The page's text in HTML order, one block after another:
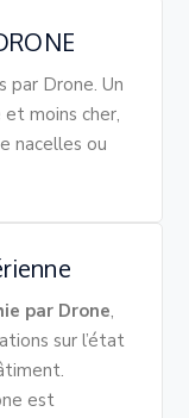
par Drone. Un
moins cher,
nacelles ou
par Drone,
sur l’état
est